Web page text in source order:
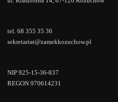
tel. 68 355 35 36
sekretariat@zamekkozuchow.pl
NIP 925-15-36-837
REGON 970614231